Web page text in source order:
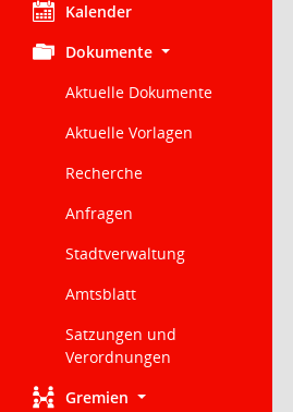
Kalender
Dokumente
Aktuelle Dokumente
Aktuelle Vorlagen
Recherche
Anfragen
Stadtverwaltung
Amtsblatt
Satzungen und
Verordnungen
Gremien